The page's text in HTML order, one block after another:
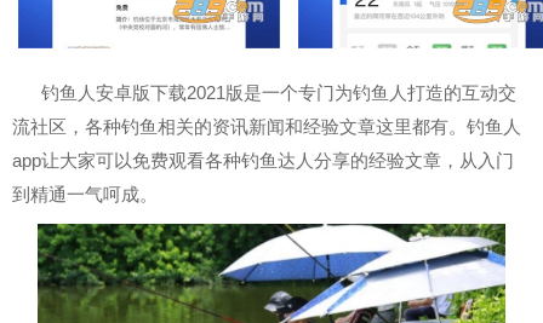
钓鱼人安卓版下载2021版是一个专门为钓鱼人打造的互动交
流社区，各种钓鱼相关的资讯新闻和经验文章这里都有。钓鱼人
app让大家可以免费观看各种钓鱼达人分享的经验文章，从入门
到精通一气呵成。